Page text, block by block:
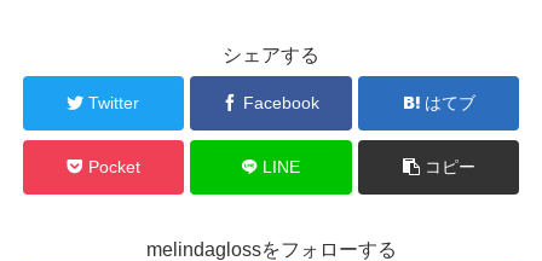
シェアする
Twitter Facebook はてブ
Pocket LINE コピー
melindaglossをフォローする